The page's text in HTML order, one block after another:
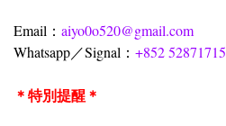
Email： aiyo0o520@gmail.com
Whatsapp／Signal： +852 52871715
＊特別提醒＊